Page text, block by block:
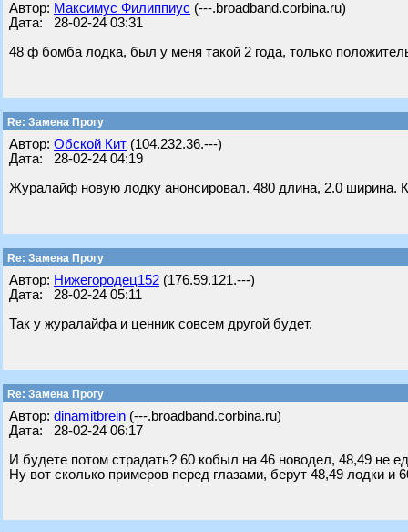
Автор: Максимус Филиппиус (---.broadband.corbina.ru)
Дата: 28-02-24 03:31
48 ф бомба лодка, был у меня такой 2 года, только
Re: Замена Прогу
Автор: Обской Кит (104.232.36.---)
Дата: 28-02-24 04:19
Журалайф новую лодку анонсировал. 480 длина, 2.0 ширина.
Re: Замена Прогу
Автор: Нижегородец152 (176.59.121.---)
Дата: 28-02-24 05:11
Так у журалайфа и ценник совсем другой будет.
Re: Замена Прогу
Автор: dinamitbrein (---.broadband.corbina.ru)
Дата: 28-02-24 06:17
И будете потом страдать? 60 кобыл на 46 новодел, 48,49 не
Ну вот сколько примеров перед глазами, берут 48,49 лодки и